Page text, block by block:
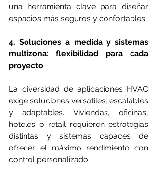
una herramienta clave para diseñar
espacios más seguros y confortables.
4. Soluciones a medida y sistemas
multizona: flexibilidad para cada
proyecto
La diversidad de aplicaciones HVAC
exige soluciones versátiles, escalables
y adaptables. Viviendas, oficinas,
hoteles o retail requieren estrategias
distintas y sistemas capaces de
ofrecer el máximo rendimiento con
control personalizado.